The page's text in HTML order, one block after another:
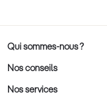
Qui sommes-nous ?
Notre charte déontologique
AFNOR Certification
Nos conseils
Nos conseils lunettes
Nos services